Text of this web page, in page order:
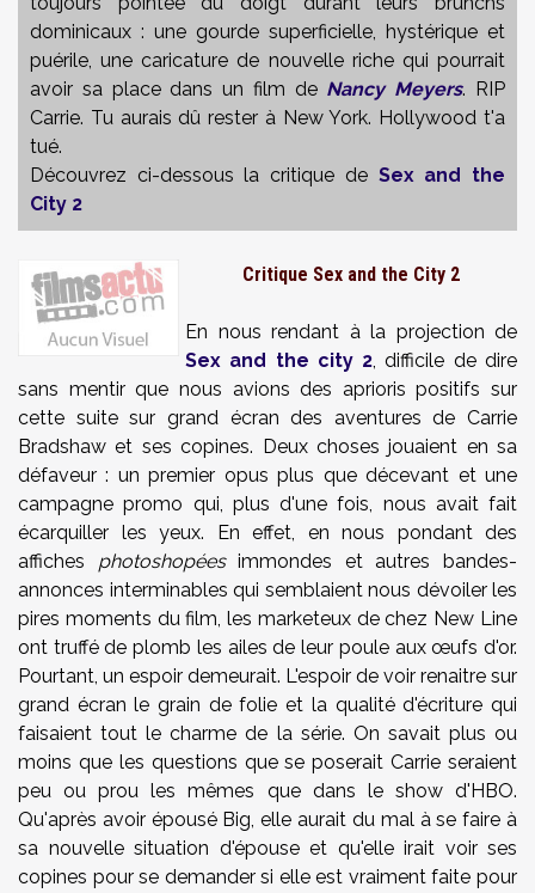
dominicaux : une gourde superficielle, hystérique et
puérile, une caricature de nouvelle riche qui pourrait
avoir sa place dans un film de Nancy Meyers. RIP
Carrie. Tu aurais dû rester à New York. Hollywood t'a
tué.
Découvrez ci-dessous la critique de Sex and the
City 2
Critique Sex and the City 2
En nous rendant à la projection de
Sex and the city 2, difficile de dire
sans mentir que nous avions des aprioris positifs sur
cette suite sur grand écran des aventures de Carrie
Bradshaw et ses copines. Deux choses jouaient en sa
défaveur : un premier opus plus que décevant et une
campagne promo qui, plus d'une fois, nous avait fait
écarquiller les yeux. En effet, en nous pondant des
affiches photoshopéesimmondes et autres bandes-
annonces interminables qui semblaient nous dévoiler les
pires moments du film, les marketeux de chez New Line
ont truffé de plomb les ailes de leur poule aux œufs d'or.
Pourtant, un espoir demeurait. L'espoir de voir renaitre sur
grand écran le grain de folie et la qualité d'écriture qui
faisaient tout le charme de la série. On savait plus ou
moins que les questions que se poserait Carrie seraient
peu ou prou les mêmes que dans le show d'HBO.
Qu'après avoir épousé Big, elle aurait du mal à se faire à
sa nouvelle situation d'épouse et qu'elle irait voir ses
copines pour se demander si elle est vraiment faite pour